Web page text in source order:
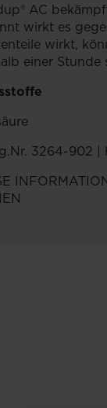
AC
wirkt es
wirkt,
einer
3264-902 |